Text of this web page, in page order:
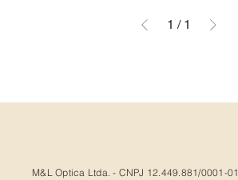
1 / 1
M&L Optica Ltda. - CNPJ 12.449.881/0001-01